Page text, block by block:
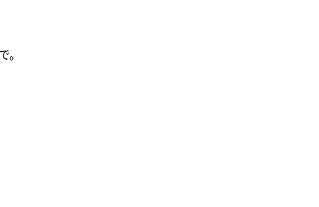
。